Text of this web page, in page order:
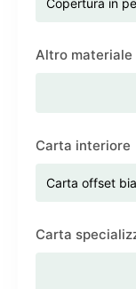
Altro materiale
Carta interiore
Carta